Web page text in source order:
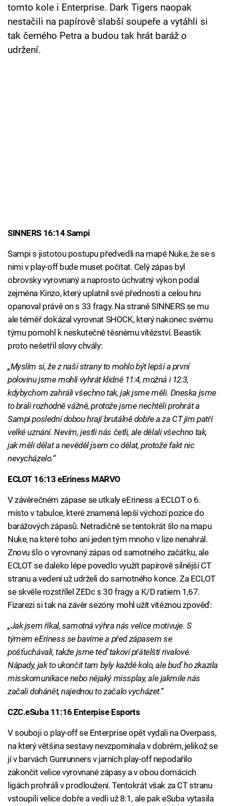
tomto kole i Enterprise. Dark Tigers naopak
nestačili na papírově slabší soupeře a vytáhli si
tak černého Petra a budou tak hrát baráž o
udržení.
SINNERS 16:14 Sampi
Sampi s jistotou postupu předvedli na mapě Nuke, že se s
nimi v play-off bude muset počítat. Celý zápas byl
obrovsky vyrovnaný a naprosto úchvatný výkon podal
zejména Kinzo, který uplatnil své přednosti a celou hru
opanoval právě on s 33 fragy. Na straně SINNERS se mu
ale téměř dokázal vyrovnat SHOCK, který nakonec svému
týmu pomohl k neskutečně těsnému vítězství. Beastik
proto nešetřil slovy chvály:
„Myslím si, že z naší strany to mohlo být lepší a první
polovinu jsme mohli vyhrát klidně 11:4, možná i 12:3,
kdybychom zahráli všechno tak, jak jsme měli. Dneska jsme
to brali rozhodně vážně, protože jsme nechtěli prohrát a
Sampi poslední dobou hrají brutálně dobře a za CT jim patří
velké uznání. Nevím, jestli nás četli, ale dělali všechno tak,
jak měli dělat a nevěděl jsem co dělat, protože fakt nic
nevycházelo.“
ECLOT 16:13 eEriness MARVO
V závěrečném zápase se utkaly eEriness a ECLOT o 6.
místo v tabulce, které znamená lepší výchozí pozice do
barážových zápasů. Netradičně se tentokrát šlo na mapu
Nuke, na které toho ani jeden tým mnoho v lize nenahrál.
Znovu šlo o vyrovnaný zápas od samotného začátku, ale
ECLOT se daleko lépe povedlo využít papírově silnější CT
stranu a vedení už udrželi do samotného konce. Za ECLOT
se skvěle rozstřílel ZEDc s 30 fragy a K/D ratiem 1,67.
Fizarezi si tak na závěr sezóny mohl užít vítěznou zpověď:
„Jak jsem říkal, samotná výhra nás velice motivuje. S
týmem eEriness se bavíme a před zápasem se
pošťuchávali, takže jsme teď takoví přátelští rivalové.
Nápady, jak to ukončit tam byly každé kolo, ale buď ho zkazila
misskomunikace nebo nějaký missplay, ale jakmile nás
začali dohánět, najednou to začalo vycházet.“
CZC.eSuba 11:16 Enterpise Esports
V souboji o play-off se Enterprise opět vydali na Overpass,
na který většina sestavy nevzpomínala v dobrém, jelikož se
jí v barvách Gunrunners v jarních play-off nepodařilo
zakončit velice vyrovnané zápasy a v obou domácích
ligách prohráli v prodloužení. Tentokrát však za CT stranu
vstoupili velice dobře a vedli už 8:1, ale pak eSuba vytasila